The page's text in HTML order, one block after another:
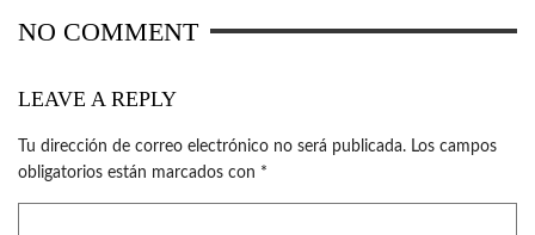
NO COMMENT
LEAVE A REPLY
Tu dirección de correo electrónico no será publicada. Los campos
obligatorios están marcados con *